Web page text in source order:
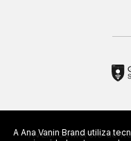
AVLM Comércio de
A Ana Vanin Brand utiliza